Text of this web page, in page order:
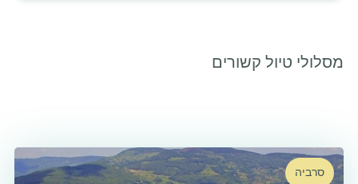
מסלולי טיול קשורים
סרביה